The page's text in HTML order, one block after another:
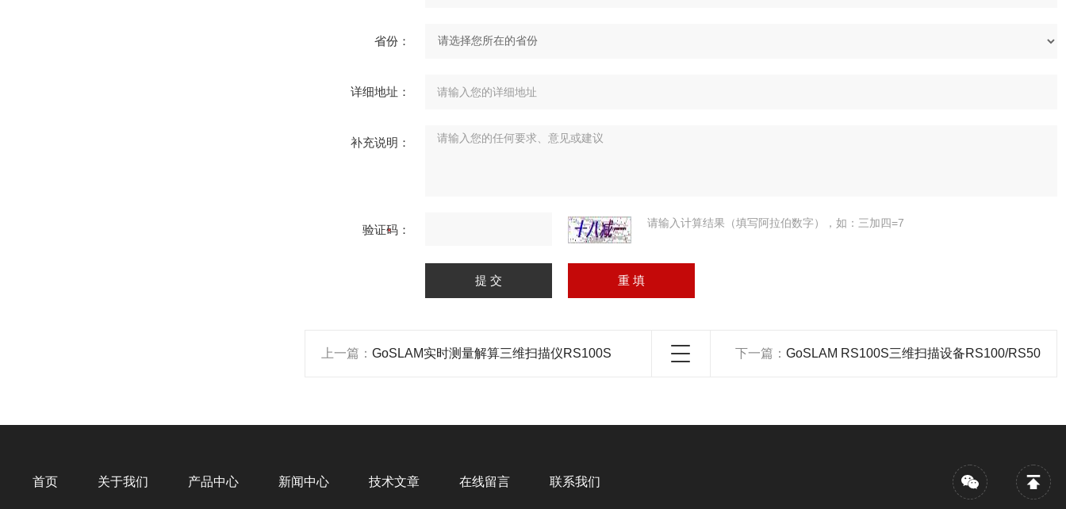
省份：
详细地址：
补充说明：
验证码： 请输入计算结果（填写阿拉伯数字），如：三加四=7
上一篇： GoSLAM实时测量解算三维扫描仪RS100S 下一篇： GoSLAM RS100S三维扫描设备RS100/RS50
首页 关于我们 产品中心 新闻中心 技术文章 在线留言 联系我们